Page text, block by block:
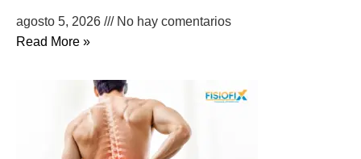
agosto 5, 2026
No hay comentarios
Read More »